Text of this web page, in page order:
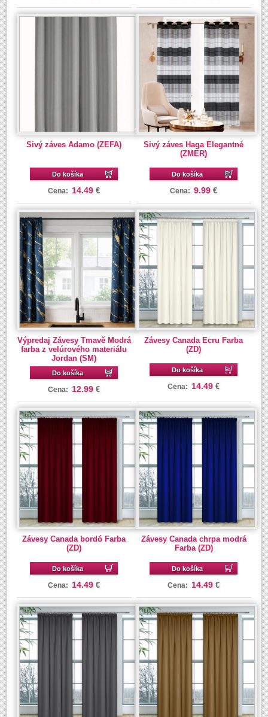
Sivý záves Adamo (ZEFA)
Do košíka
Cena: 14.49 €
Sivý záves Haga Elegantné
(ZMER)
Do košíka
Cena: 9.99 €
Výpredaj Závesy Tmavě Modrá
farba z velúrového materiálu
Jordan (SM)
Do košíka
Cena: 12.99 €
Závesy Canada Ecru Farba
(ZD)
Do košíka
Cena: 14.49 €
Závesy Canada bordó Farba
(ZD)
Do košíka
Cena: 14.49 €
Závesy Canada chrpa modrá
Farba (ZD)
Do košíka
Cena: 14.49 €